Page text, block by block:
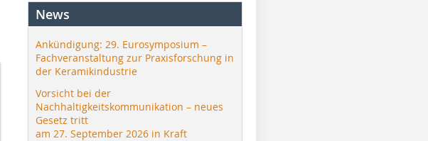
News
Ankündigung: 29. Eurosymposium –
Fachveranstaltung zur Praxisforschung in
der Keramikindustrie
Vorsicht bei der
Nachhaltigkeitskommunikation – neues
Gesetz tritt
am 27. September 2026 in Kraft